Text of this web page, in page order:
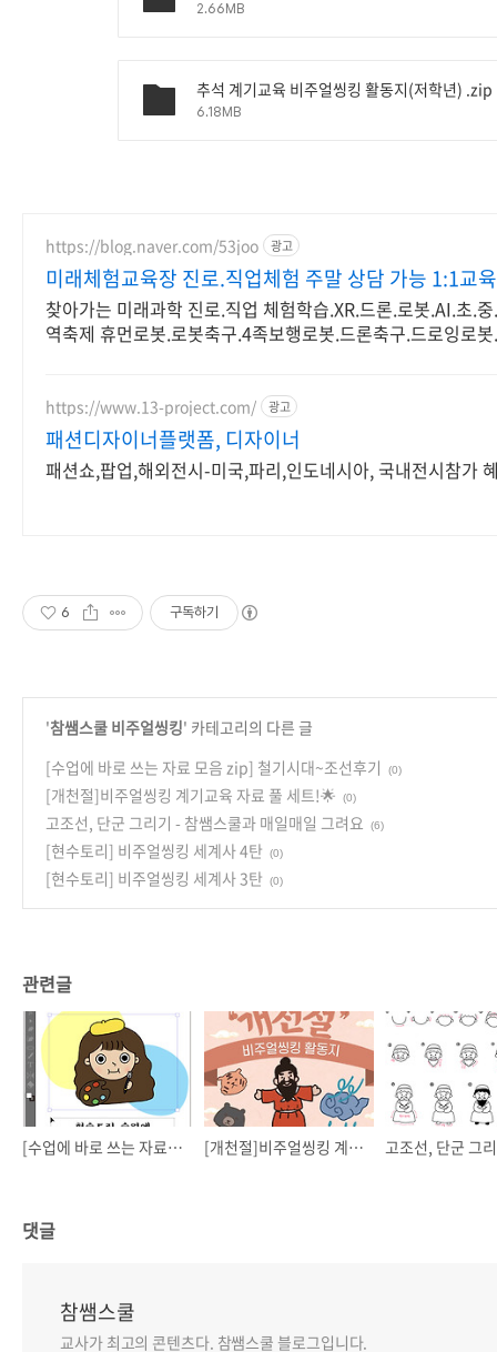
2.66MB
추석 계기교육 비주얼씽킹 활동지(저학년) .zip
6.18MB
https://blog.naver.com/53joo 광고
미래체험교육장 진로.직업체험 주말 상담 가능 1:1교육
찾아가는 미래과학 진로.직업 체험학습.XR.드론.로봇.AI.초.
역축제 휴먼로봇.로봇축구.4족보행로봇.드론축구.드로잉로
https://www.13-project.com/ 광고
패션디자이너플랫폼, 디자이너
패션쇼,팝업,해외전시-미국,파리,인도네시아, 국내전시참가
6 구독하기
'참쌤스쿨 비주얼씽킹' 카테고리의 다른 글
[수업에 바로 쓰는 자료 모음 zip] 철기시대~조선후기
(0)
[개천절]비주얼씽킹 계기교육 자료 풀 세트!🌟 (0)
고조선, 단군 그리기 - 참쌤스쿨과 매일매일 그려요 (6)
[현수토리] 비주얼씽킹 세계사 4탄 (0)
[현수토리] 비주얼씽킹 세계사 3탄 (0)
관련글
[수업에 바로 쓰는 자료 모음 zip] 철기시대~조선후기 [개천절]비주얼씽킹 계기교육 자료 풀 세트!🌟
댓글
참쌤스쿨
교사가 최고의 콘텐츠다. 참쌤스쿨 블로그입니다.